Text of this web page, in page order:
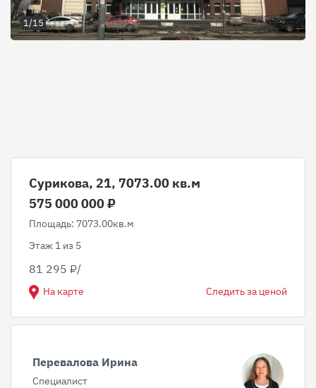
1/15
Сурикова, 21, 7073.00 кв.м
575 000 000 ₽
Площадь: 7073.00кв.м
Этаж 1 из 5
81 295 ₽/
На карте Следить за ценой
Перевалова Ирина
Специалист